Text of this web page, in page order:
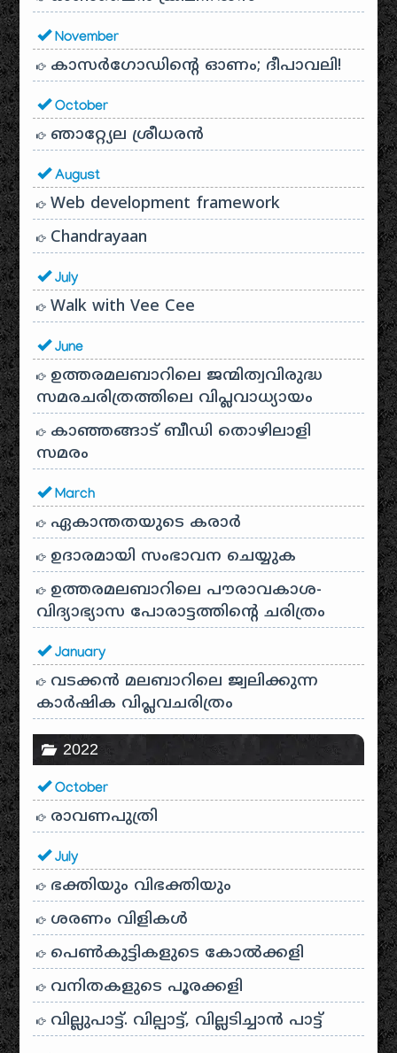
November
കാസർഗോഡിൻ്റെ ഓണം; ദീപാവലി!
October
ഞാറ്റ്യേല ശ്രീധരൻ
August
Web development framework
Chandrayaan
July
Walk with Vee Cee
June
ഉത്തരമലബാറിലെ ജന്മിത്വവിരുദ്ധ
സമരചരിത്രത്തിലെ വിപ്ലവാധ്യായം
കാഞ്ഞങ്ങാട് ബീഡി തൊഴിലാളി
സമരം
March
ഏകാന്തതയുടെ കരാർ
ഉദാരമായി സംഭാവന ചെയ്യുക
ഉത്തരമലബാറിലെ പൗരാവകാശ-
വിദ്യാഭ്യാസ പോരാട്ടത്തിന്റെ ചരിത്രം
January
വടക്കൻ മലബാറിലെ ജ്വലിക്കുന്ന
കാർഷിക വിപ്ലവചരിത്രം
2022
October
രാവണപുത്രി
July
ഭക്തിയും വിഭക്തിയും
ശരണം വിളികൾ
പെൺകുട്ടികളുടെ കോൽക്കളി
വനിതകളുടെ പൂരക്കളി
വില്ലുപാട്ട്. വില്പാട്ട്, വില്ലടിച്ചാൻ പാട്ട്